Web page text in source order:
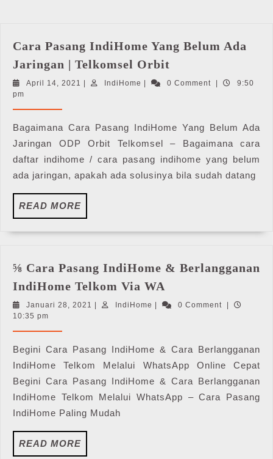
Cara Pasang IndiHome Yang Belum Ada
Jaringan | Telkomsel Orbit
IndiHome
Ada
Jaringan
|
Telkomsel
April 14, 2021 April
IndiHome IndiHome0 Comment
9:50
pm
Bagaimana Cara Pasang IndiHome Yang Belum Ada
Jaringan ODP Orbit Telkomsel – Bagaimana cara
daftar indihome / cara pasang indihome yang belum
ada jaringan, apakah ada solusinya bila sudah datang
READ MOREREAD
MORE
⅝ Cara Pasang IndiHome & Berlangganan
IndiHome Telkom Via WA
Cara
Pasang
Berlangganan
IndiHome
Telkom
Via
Januari 28, 2021 JanuariIndiHome IndiHome0 Comment
10:35 pm
Begini Cara Pasang IndiHome & Cara Berlangganan
IndiHome Telkom Melalui WhatsApp Online Cepat
Begini Cara Pasang IndiHome & Cara Berlangganan
IndiHome Telkom Melalui WhatsApp – Cara Pasang
IndiHome Paling Mudah
READ MOREREAD
MORE